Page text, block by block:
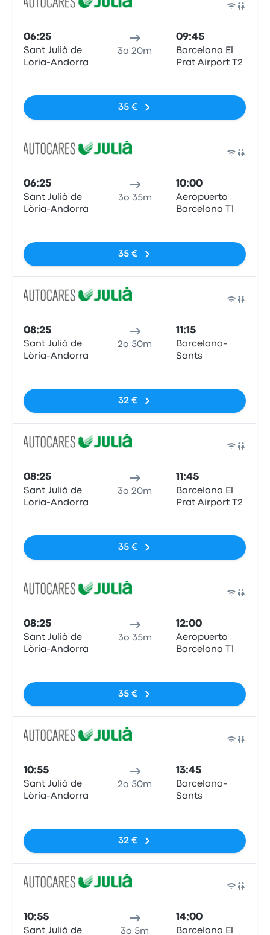
06:25
Sant Julià de
Lòria-Andorra
3o 20m
09:45
Barcelona El
Prat Airport T2
35 €
06:25
Sant Julià de
Lòria-Andorra
3o 35m
10:00
Aeropuerto
Barcelona T1
35 €
08:25
Sant Julià de
Lòria-Andorra
2o 50m
11:15
Barcelona-
Sants
32 €
08:25
Sant Julià de
Lòria-Andorra
3o 20m
11:45
Barcelona El
Prat Airport T2
35 €
08:25
Sant Julià de
Lòria-Andorra
3o 35m
12:00
Aeropuerto
Barcelona T1
35 €
10:55
Sant Julià de
Lòria-Andorra
2o 50m
13:45
Barcelona-
Sants
32 €
10:55
Sant Julià de 3o 5m
14:00
Barcelona El